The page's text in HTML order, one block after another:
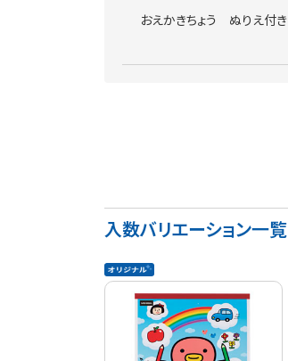
おえかきちょう ぬりえ付き
入数バリエーション一覧